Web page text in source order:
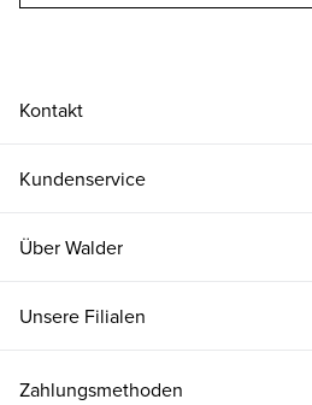
Kontakt
Kundenservice
Über Walder
Unsere Filialen
Zahlungsmethoden